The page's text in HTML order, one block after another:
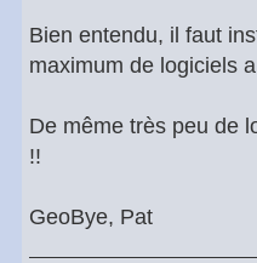
Bien entendu, il faut
maximum de logiciels
De même très peu de
!!
GeoBye, Pat